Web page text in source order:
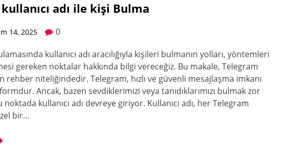
adı ile kişi Bulma
14, 2025
0
kullanıcı adı aracılığıyla kişileri bulmanın yolları, yöntemleri
gereken noktalar hakkında bilgi vereceğiz. Bu makale, Telegram
rehber niteliğindedir. Telegram, hızlı ve güvenli mesajlaşma imkanı
Ancak, bazen sevdiklerimizi veya tanıdıklarımızı bulmak zor
kullanıcı adı devreye giriyor. Kullanıcı adı, her Telegram
bir…